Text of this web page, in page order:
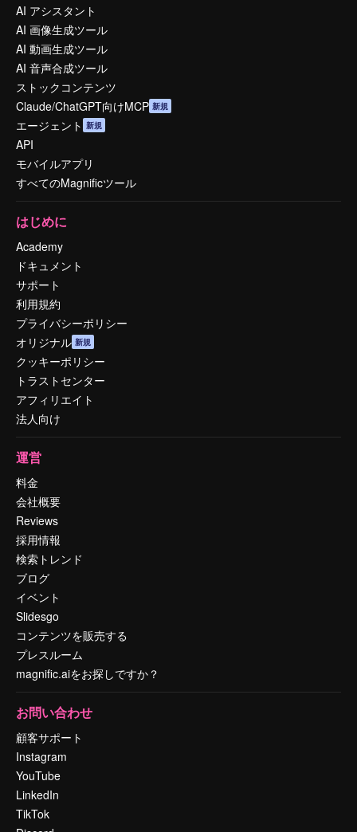
AI アシスタント
AI 画像生成ツール
AI 動画生成ツール
AI 音声合成ツール
ストックコンテンツ
Claude/ChatGPT向けMCP 新規
エージェント 新規
API
モバイルアプリ
すべてのMagnificツール
はじめに
Academy
ドキュメント
サポート
利用規約
プライバシーポリシー
オリジナル 新規
クッキーポリシー
トラストセンター
アフィリエイト
法人向け
運営
料金
会社概要
Reviews
採用情報
検索トレンド
ブログ
イベント
Slidesgo
コンテンツを販売する
プレスルーム
magnific.aiをお探しですか？
お問い合わせ
顧客サポート
Instagram
YouTube
LinkedIn
TikTok